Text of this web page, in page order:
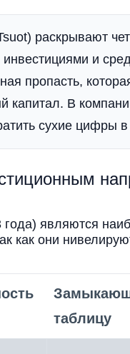
раскрывают
и
пропасть,
капитал. В
сухие цифры в
являются
как они
таблицу